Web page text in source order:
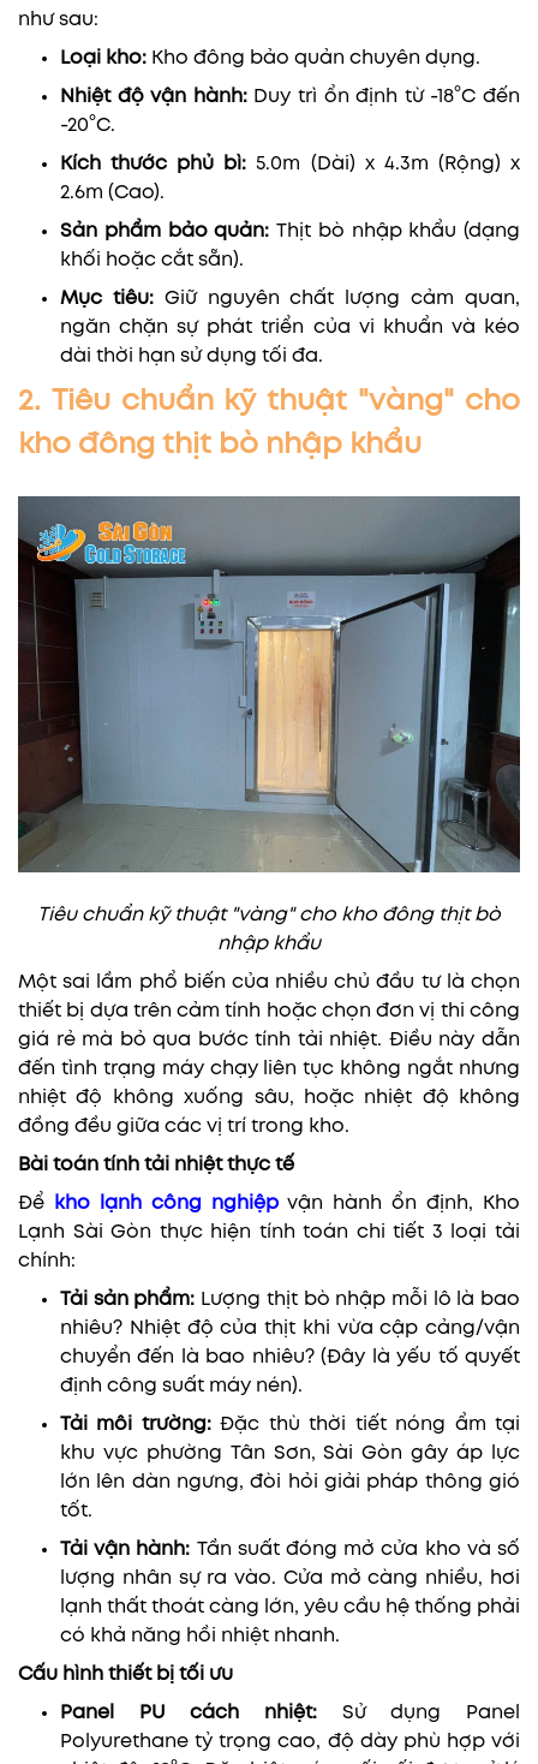
như sau:
Loại kho: Kho đông bảo quản chuyên dụng.
Nhiệt độ vận hành: Duy trì ổn định từ -18°C đến
-20°C.
Kích thước phủ bì:5.0m (Dài) x 4.3m (Rộng) x
2.6m (Cao).
Sản phẩm bảo quản: Thịt bò nhập khẩu (dạng
khối hoặc cắt sẵn).
Mục tiêu: Giữ nguyên chất lượng cảm quan,
ngăn chặn sự phát triển của vi khuẩn và kéo
dài thời hạn sử dụng tối đa.
2. Tiêu chuẩn kỹ thuật "vàng" cho
kho đông thịt bò nhập khẩu
Tiêu chuẩn kỹ thuật "vàng" cho kho đông thịt bò
nhập khẩu
Một sai lầm phổ biến của nhiều chủ đầu tư là chọn
thiết bị dựa trên cảm tính hoặc chọn đơn vị thi công
giá rẻ mà bỏ qua bước tính tải nhiệt. Điều này dẫn
đến tình trạng máy chạy liên tục không ngắt nhưng
nhiệt độ không xuống sâu, hoặc nhiệt độ không
đồng đều giữa các vị trí trong kho.
Bài toán tính tải nhiệt thực tế
Để kho lạnh công nghiệpvận hành ổn định, Kho
Lạnh Sài Gòn thực hiện tính toán chi tiết 3 loại tải
chính:
Tải sản phẩm: Lượng thịt bò nhập mỗi lô là bao
nhiêu? Nhiệt độ của thịt khi vừa cập cảng/vận
chuyển đến là bao nhiêu? (Đây là yếu tố quyết
định công suất máy nén).
Tải môi trường:Đặc thù thời tiết nóng ẩm tại
khu vực phường Tân Sơn, Sài Gòn gây áp lực
lớn lên dàn ngưng, đòi hỏi giải pháp thông gió
tốt.
Tải vận hành: Tần suất đóng mở cửa kho và số
lượng nhân sự ra vào. Cửa mở càng nhiều, hơi
lạnh thất thoát càng lớn, yêu cầu hệ thống phải
có khả năng hồi nhiệt nhanh.
Cấu hình thiết bị tối ưu
Panel PU cách nhiệt: Sử dụng Panel
Polyurethane tỷ trọng cao, độ dày phù hợp với